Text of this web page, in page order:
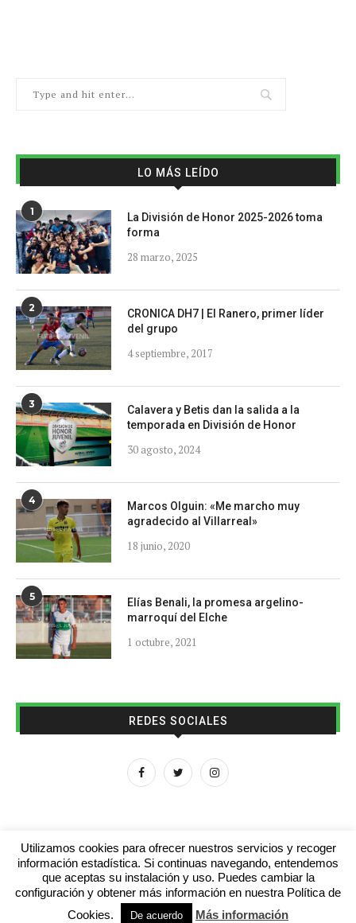
LO MÁS LEÍDO
1
La División de Honor 2025-2026 toma
forma
28 marzo, 2025
2
CRONICA DH7 | El Ranero, primer líder
del grupo
4 septiembre, 2017
3
Calavera y Betis dan la salida a la
temporada en División de Honor
30 agosto, 2024
4
Marcos Olguin: «Me marcho muy
agradecido al Villarreal»
18 junio, 2020
5
Elías Benali, la promesa argelino-
marroquí del Elche
1 octubre, 2021
REDES SOCIALES
Aviso legal Contacto Colabora con nosotros
© 2016 - futboljuvenil.es
Utilizamos cookies para ofrecer nuestros servicios y recoger
información estadística. Si continuas navegando, entendemos
que aceptas su instalación y uso. Puedes cambiar la
configuración y obtener más información en nuestra Política de
Cookies.
De acuerdo Más información